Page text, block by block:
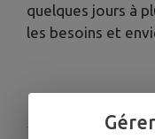
quelques jours à
les besoins et